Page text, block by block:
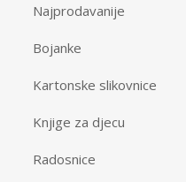
Najprodavanije
Bojanke
Kartonske slikovnice
Knjige za djecu
Radosnice